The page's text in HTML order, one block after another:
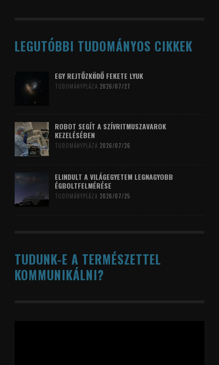
LEGUTÓBBI TUDOMÁNYOS CIKKEK
EGY REJTŐZKÖDŐ FEKETE LYUK
TUDOMÁNYPLÁZA 2026/07/27
ROBOT SEGÍT A SZÍVRITMUSZAVAROK
KEZELÉSÉBEN
TUDOMÁNYPLÁZA 2026/07/26
ELINDULT A VILÁGEGYETEM LEGNAGYOBB
ÉGBOLTFELMÉRÉSE
TUDOMÁNYPLÁZA 2026/07/25
TUDUNK-E A TERMÉSZETTEL
KOMMUNIKÁLNI?